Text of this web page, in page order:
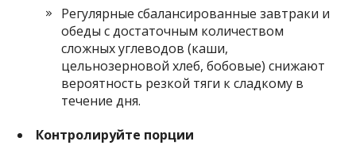
Регулярные сбалансированные завтраки и
обеды с достаточным количеством
сложных углеводов (каши,
цельнозерновой хлеб, бобовые) снижают
вероятность резкой тяги к сладкому в
течение дня.
Контролируйте порции